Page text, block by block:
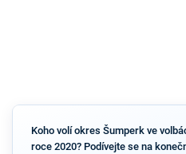
Koho volí okres Šumperk ve
roce 2020? Podívejte se na